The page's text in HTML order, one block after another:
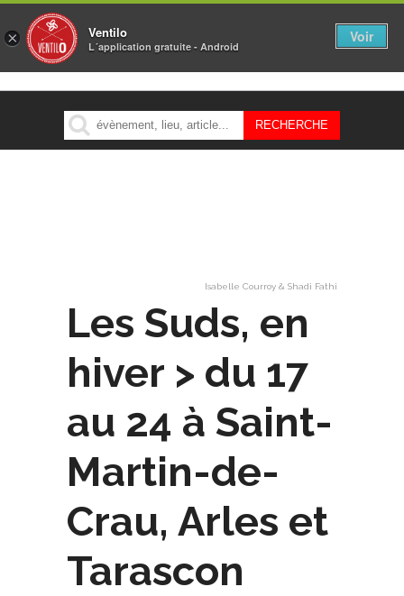
MENU
Isabelle Courroy & Shadi Fathi
Les Suds, en
hiver > du 17
au 24 à Saint-
Martin-de-
Crau, Arles et
Tarascon
× Ventilo
L´application gratuite - Android
Voir